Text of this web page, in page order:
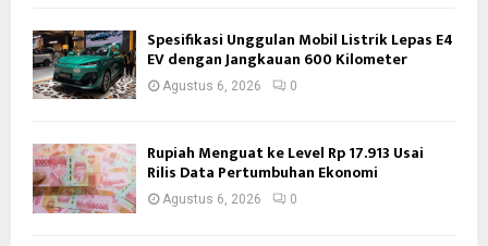
Spesifikasi Unggulan Mobil Listrik Lepas E4
EV dengan Jangkauan 600 Kilometer
Agustus 6, 2026 0
Rupiah Menguat ke Level Rp 17.913 Usai
Rilis Data Pertumbuhan Ekonomi
Agustus 6, 2026 0